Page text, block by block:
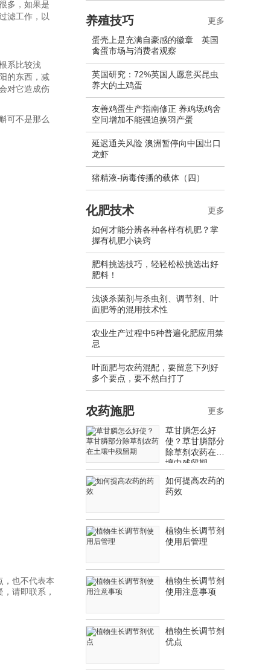
多，如果是
滤工作，以
系比较浅
的东西，减
对它造成伤
可不是那么
，也不代表本
请即联系，
养殖技巧
蛋壳上是充满自豪感的徽章 英国
禽蛋市场与消费者观察
英国研究：72%英国人愿意买昆虫
养大的土鸡蛋
友善鸡蛋生产指南修正 养鸡场鸡舍
空间增加不能强迫换羽产蛋
延迟通关风险 澳洲暂停向中国出口
龙虾
猪精液-病毒传播的载体（四）
更多
化肥技术
如何才能分辨各种各样有机肥？掌
握有机肥小诀窍
肥料挑选技巧，轻轻松松挑选出好
肥料！
浅谈杀菌剂与杀虫剂、调节剂、叶
面肥等的混用技术性
农业生产过程中5种普遍化肥应用禁
忌
叶面肥与农药混配，要留意下列好
多个要点，要不然白打了
更多
农药施肥
草甘膦怎么好
使？草甘膦部分
除草剂农药在土
壤中残留期
如何提高农药的
药效
植物生长调节剂
使用后管理
植物生长调节剂
使用注意事项
植物生长调节剂
优点
更多